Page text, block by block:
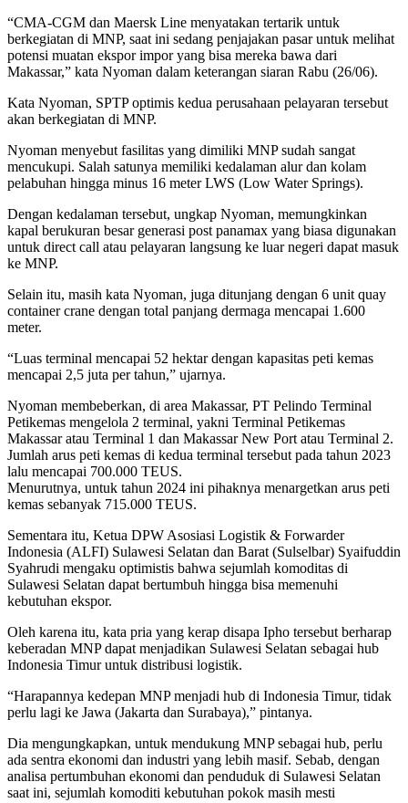
“CMA-CGM dan Maersk Line menyatakan tertarik untuk
berkegiatan di MNP, saat ini sedang penjajakan pasar untuk melihat
potensi muatan ekspor impor yang bisa mereka bawa dari
Makassar,” kata Nyoman dalam keterangan siaran Rabu (26/06).
Kata Nyoman, SPTP optimis kedua perusahaan pelayaran tersebut
akan berkegiatan di MNP.
Nyoman menyebut fasilitas yang dimiliki MNP sudah sangat
mencukupi. Salah satunya memiliki kedalaman alur dan kolam
pelabuhan hingga minus 16 meter LWS (Low Water Springs).
Dengan kedalaman tersebut, ungkap Nyoman, memungkinkan
kapal berukuran besar generasi post panamax yang biasa digunakan
untuk direct call atau pelayaran langsung ke luar negeri dapat masuk
ke MNP.
Selain itu, masih kata Nyoman, juga ditunjang dengan 6 unit quay
container crane dengan total panjang dermaga mencapai 1.600
meter.
“Luas terminal mencapai 52 hektar dengan kapasitas peti kemas
mencapai 2,5 juta per tahun,” ujarnya.
Nyoman membeberkan, di area Makassar, PT Pelindo Terminal
Petikemas mengelola 2 terminal, yakni Terminal Petikemas
Makassar atau Terminal 1 dan Makassar New Port atau Terminal 2.
Jumlah arus peti kemas di kedua terminal tersebut pada tahun 2023
lalu mencapai 700.000 TEUS.
Menurutnya, untuk tahun 2024 ini pihaknya menargetkan arus peti
kemas sebanyak 715.000 TEUS.
Sementara itu, Ketua DPW Asosiasi Logistik & Forwarder
Indonesia (ALFI) Sulawesi Selatan dan Barat (Sulselbar) Syaifuddin
Syahrudi mengaku optimistis bahwa sejumlah komoditas di
Sulawesi Selatan dapat bertumbuh hingga bisa memenuhi
kebutuhan ekspor.
Oleh karena itu, kata pria yang kerap disapa Ipho tersebut berharap
keberadan MNP dapat menjadikan Sulawesi Selatan sebagai hub
Indonesia Timur untuk distribusi logistik.
“Harapannya kedepan MNP menjadi hub di Indonesia Timur, tidak
perlu lagi ke Jawa (Jakarta dan Surabaya),” pintanya.
Dia mengungkapkan, untuk mendukung MNP sebagai hub, perlu
ada sentra ekonomi dan industri yang lebih masif. Sebab, dengan
analisa pertumbuhan ekonomi dan penduduk di Sulawesi Selatan
saat ini, sejumlah komoditi kebutuhan pokok masih mesti